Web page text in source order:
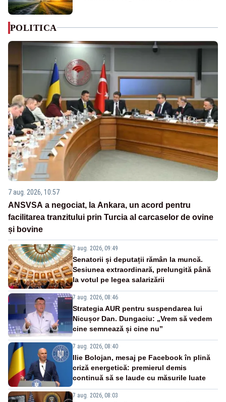
POLITICA
7 aug. 2026, 10:57
ANSVSA a negociat, la Ankara, un acord pentru
facilitarea tranzitului prin Turcia al carcaselor de ovine
și bovine
7 aug. 2026, 09:49
Senatorii și deputații rămân la muncă.
Sesiunea extraordinară, prelungită până
la votul pe legea salarizării
7 aug. 2026, 08:46
Strategia AUR pentru suspendarea lui
Nicușor Dan. Dungaciu: „Vrem să vedem
cine semnează și cine nu”
7 aug. 2026, 08:40
Ilie Bolojan, mesaj pe Facebook în plină
criză energetică: premierul demis
continuă să se laude cu măsurile luate
7 aug. 2026, 08:03